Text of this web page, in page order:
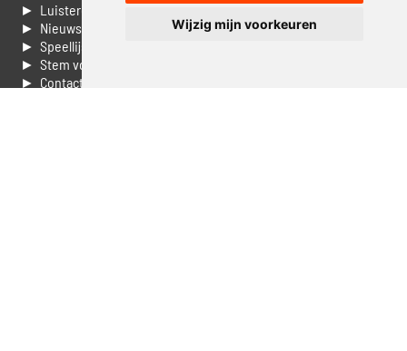
Wijzig mijn voorkeuren
► Luisteren naar Jouwradio
► Nieuws
► Speellijst
► Stem voor de Dag top 3
► Contacteer ons